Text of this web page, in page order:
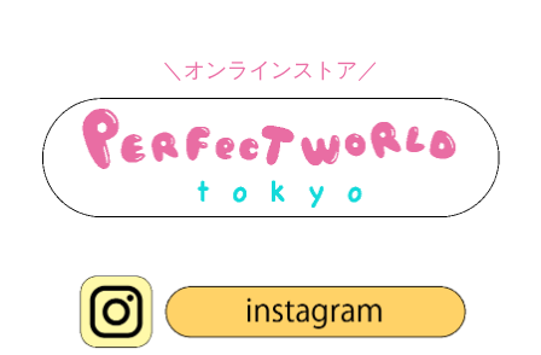
＼オンラインストア／